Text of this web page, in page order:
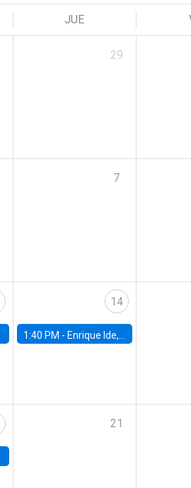
JUE
29
7
14
1:40 PM - Enrique Ide, IESE
21